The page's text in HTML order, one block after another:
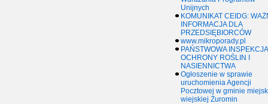
Unijnych
KOMUNIKAT CEIDG:
INFORMACJA DLA
PRZEDSIĘBIORCÓW
www.mikroporady.pl
PAŃSTWOWA INSPEKCJA
OCHRONY ROŚLIN I
NASIENNICTWA
Ogłoszenie w sprawie
uruchomienia Agencji
Pocztowej w gminie
wiejskiej Żuromin